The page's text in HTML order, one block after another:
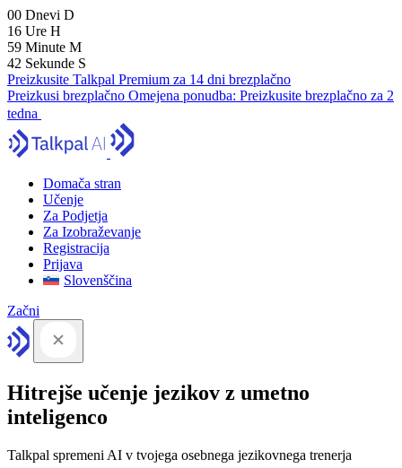
00 Dnevi D
16 Ure H
59 Minute M
41 Sekunde S
Preizkusite Talkpal Premium za 14 dni brezplačno
Preizkusi brezplačno Omejena ponudba: Preizkusite brezplačno za 2
tedna
Domača stran
Učenje
Za Podjetja
Za Izobraževanje
Registracija
Prijava
Slovenščina
Začni
Hitrejše učenje jezikov z umetno
inteligenco
Talkpal spremeni AI v tvojega osebnega jezikovnega trenerja